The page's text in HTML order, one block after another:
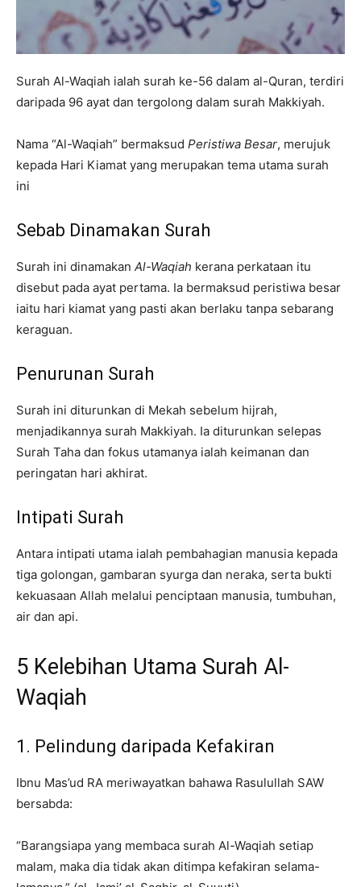
Surah Al-Waqiah ialah surah ke-56 dalam al-Quran, terdiri
daripada 96 ayat dan tergolong dalam surah Makkiyah.
Nama “Al-Waqiah” bermaksud Peristiwa Besar, merujuk
kepada Hari Kiamat yang merupakan tema utama surah
ini
Sebab Dinamakan Surah
Surah ini dinamakan Al-Waqiah kerana perkataan itu
disebut pada ayat pertama. Ia bermaksud peristiwa besar
iaitu hari kiamat yang pasti akan berlaku tanpa sebarang
keraguan.
Penurunan Surah
Surah ini diturunkan di Mekah sebelum hijrah,
menjadikannya surah Makkiyah. Ia diturunkan selepas
Surah Taha dan fokus utamanya ialah keimanan dan
peringatan hari akhirat.
Intipati Surah
Antara intipati utama ialah pembahagian manusia kepada
tiga golongan, gambaran syurga dan neraka, serta bukti
kekuasaan Allah melalui penciptaan manusia, tumbuhan,
air dan api.
5 Kelebihan Utama Surah Al-
Waqiah
1. Pelindung daripada Kefakiran
Ibnu Mas’ud RA meriwayatkan bahawa Rasulullah SAW
bersabda:
“Barangsiapa yang membaca surah Al-Waqiah setiap
malam, maka dia tidak akan ditimpa kefakiran selama-